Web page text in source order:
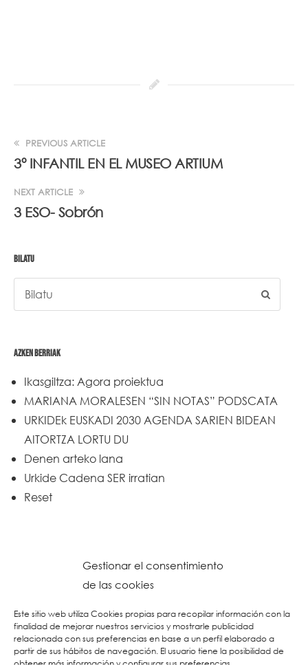
Gestionar el consentimiento
de las cookies
Este sitio web utiliza Cookies propias para recopilar información con la
finalidad de mejorar nuestros servicios y mostrarle publicidad
relacionada con sus preferencias en base a un perfil elaborado a
partir de sus hábitos de navegación. El usuario tiene la posibilidad de
PREVIOUS ARTICLE
3º INFANTIL EN EL MUSEO ARTIUM
NEXT ARTICLE
3 ESO- Sobrón
BILATU
AZKEN BERRIAK
Ikasgiltza: Agora proiektua
MARIANA MORALESEN “SIN NOTAS” PODSCATA
URKIDEk EUSKADI 2030 AGENDA SARIEN BIDEAN
AITORTZA LORTU DU
Denen arteko lana
Urkide Cadena SER irratian
Reset